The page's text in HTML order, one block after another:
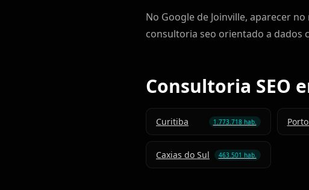
No Google de Joinville, aparecer
consultoria seo orientado a dados
Consultoria SEO
Curitiba 1.773.718 hab.
Caxias do Sul 463.501 hab.